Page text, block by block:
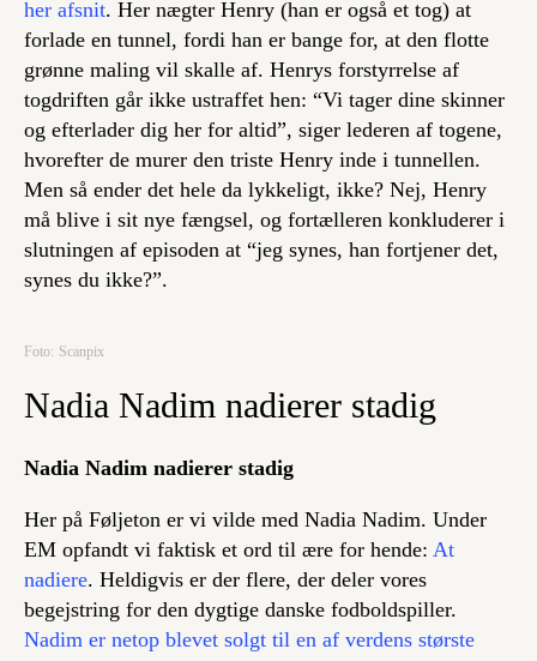
her afsnit. Her nægter Henry (han er også et tog) at
forlade en tunnel, fordi han er bange for, at den flotte
grønne maling vil skalle af. Henrys forstyrrelse af
togdriften går ikke ustraffet hen: “Vi tager dine skinner
og efterlader dig her for altid”, siger lederen af togene,
hvorefter de murer den triste Henry inde i tunnellen.
Men så ender det hele da lykkeligt, ikke? Nej, Henry
må blive i sit nye fængsel, og fortælleren konkluderer i
slutningen af episoden at “jeg synes, han fortjener det,
synes du ikke?”.
Foto: Scanpix
Nadia Nadim nadierer stadig
Nadia Nadim nadierer stadig
Her på Føljeton er vi vilde med Nadia Nadim. Under
EM opfandt vi faktisk et ord til ære for hende: At
nadiere. Heldigvis er der flere, der deler vores
begejstring for den dygtige danske fodboldspiller.
Nadim er netop blevet solgt til en af verdens største